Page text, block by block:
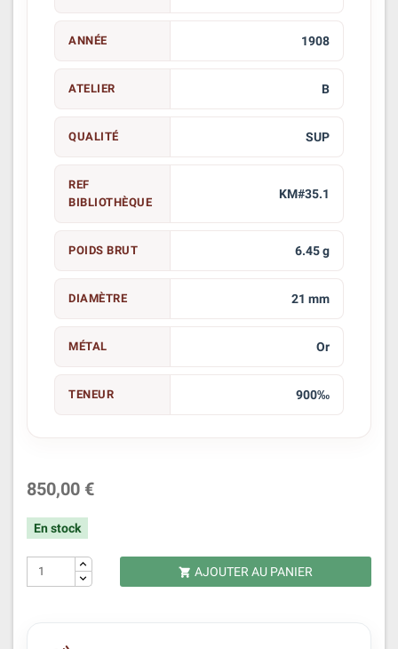
ANNÉE 1908
ATELIER B
QUALITÉ SUP
REF
BIBLIOTHÈQUE
KM#35.1
POIDS BRUT 6.45 g
DIAMÈTRE 21 mm
MÉTAL Or
TENEUR 900‰
850,00 €
En stock
 AJOUTER AU PANIER